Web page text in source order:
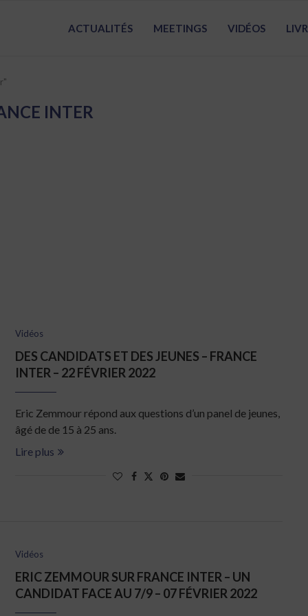
ACTUALITÉS MEETINGS VIDÉOS
INTER
Vidéos
DES CANDIDATS ET DES JEUNES – FRANCE
INTER – 22 FÉVRIER 2022
Eric Zemmour répond aux questions d’un panel de jeunes,
âgé de de 15 à 25 ans.
Lire plus
Vidéos
ERIC ZEMMOUR SUR FRANCE INTER – UN
CANDIDAT FACE AU 7/9 – 07 FÉVRIER 2022